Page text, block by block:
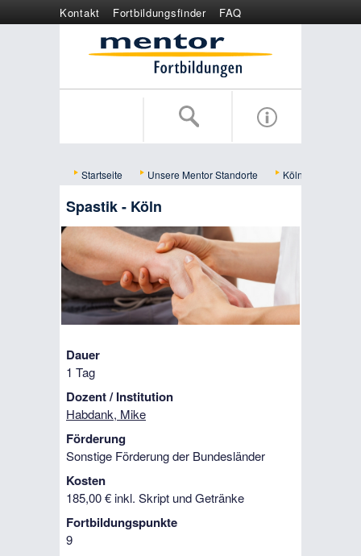
Kontakt Fortbildungsfinder
FAQ
Online anmelden
Wertgutschein
Startseite Unsere Mentor Standorte Köln
Spastik - Köln
Dauer
1 Tag
Dozent / Institution
Habdank, Mike
Förderung
Sonstige Förderung der Bundesländer
Kosten
185,00 € inkl. Skript und Getränke
Fortbildungspunkte
9